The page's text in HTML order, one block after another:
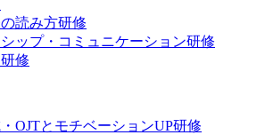
読み方研修
ップ・コミュニケーション研修
修
OJTとモチベーションUP研修